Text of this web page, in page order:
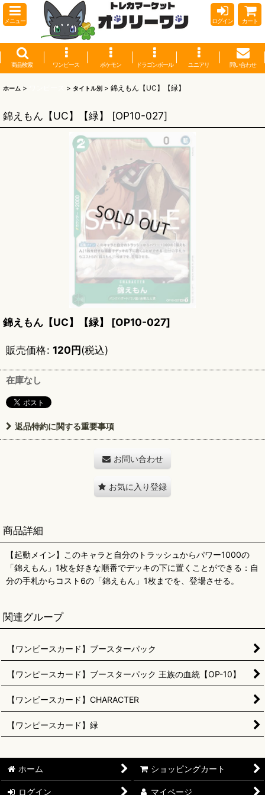
メニュー ログイン カート
商品検索 ワンピース ポケモン ドラゴンボール ユニアリ 問い合わせ
ホーム > > タイトル別 > 錦えもん【UC】【緑】
錦えもん【UC】【緑】 [OP10-027]
錦えもん【UC】【緑】 [OP10-027]
販売価格: 120円(税込)
在庫なし
返品特約に関する重要事項
お問い合わせ
お気に入り登録
商品詳細
【起動メイン】このキャラと自分のトラッシュからパワー1000の
「錦えもん」1枚を好きな順番でデッキの下に置くことができる：自
分の手札からコスト6の「錦えもん」1枚までを、登場させる。
関連グループ
【ワンピースカード】ブースターパック
【ワンピースカード】ブースターパック 王族の血統【OP-10】
【ワンピースカード】CHARACTER
【ワンピースカード】緑
ホーム ショッピングカート
ログイン マイページ